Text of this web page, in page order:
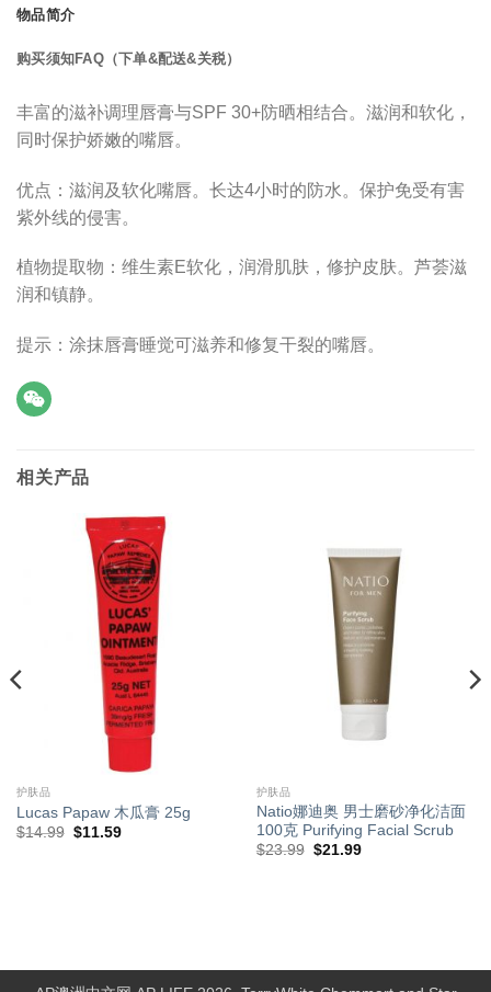
物品简介
购买须知FAQ（下单&配送&关税）
丰富的滋补调理唇膏与SPF 30+防晒相结合。滋润和软化，
同时保护娇嫩的嘴唇。
优点：滋润及软化嘴唇。长达4小时的防水。保护免受有害
紫外线的侵害。
植物提取物： 维生素E软化，润滑肌肤，修护皮肤。 芦荟滋
润和镇静。
提示：涂抹唇膏睡觉可滋养和修复干裂的嘴唇。
相关产品
护肤品
Lucas Papaw 木瓜膏 25g
$14.99 原
$11.59当
护肤品
Natio娜迪奥 男士磨砂净化洁面
100克 Purifying Facial Scrub
$23.99 原
$21.99当